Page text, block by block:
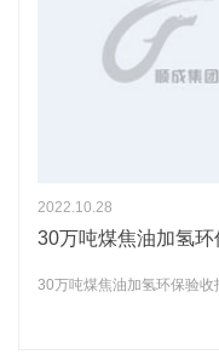
2022.10.28
30万吨煤焦油加氢
30万吨煤焦油加氢环保验收